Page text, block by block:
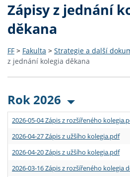
Zápisy z jednání
děkana
FF > Fakulta > Strategie a další
z jednání kolegia děkana
Rok 2026
2026-05-04 Zápis z rozšířeného
2026-04-27 Zápis z užšího kolegia.pdf
2026-04-20 Zápis z užšího kolegia.pdf
2026-03-16 Zápis z rozšířeného kolegia